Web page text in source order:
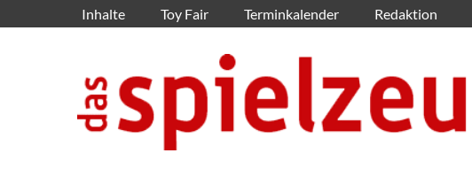
Inhalte Toy Fair Terminkalender Redaktion